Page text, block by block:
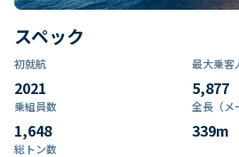
スペック
初就航
2021
最大乗客
5,877
乗組員数​
1,648
全長（メ
339m
総トン数​